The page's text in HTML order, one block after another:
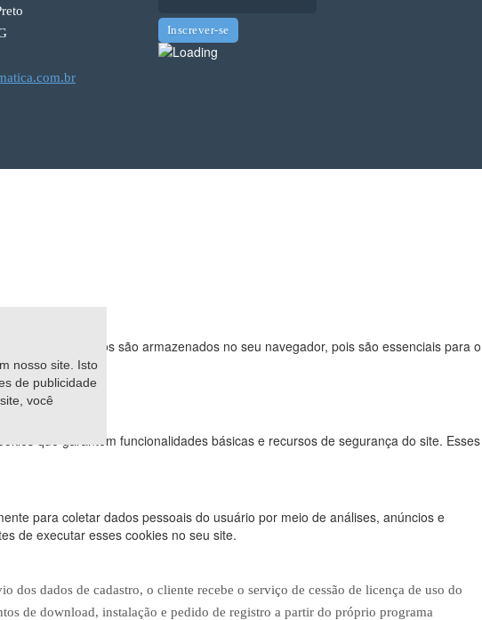
nosso site. Isto
de publicidade
você
necessários são armazenados no seu navegador, pois são essenciais para o
que garantem funcionalidades básicas e recursos de segurança do site. Esses
para coletar dados pessoais do usuário por meio de análises, anúncios e
de executar esses cookies no seu site.
dados de cadastro, o cliente recebe o serviço de cessão de licença de uso do
de download, instalação e pedido de registro a partir do próprio programa